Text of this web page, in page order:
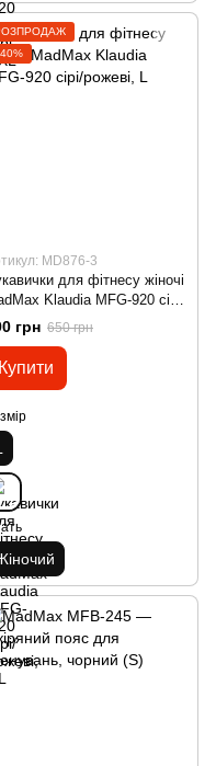
MD876-3
для фітнесу жіночі
Klaudia MFG-920 сірі/
L
грн 650 грн
Купити